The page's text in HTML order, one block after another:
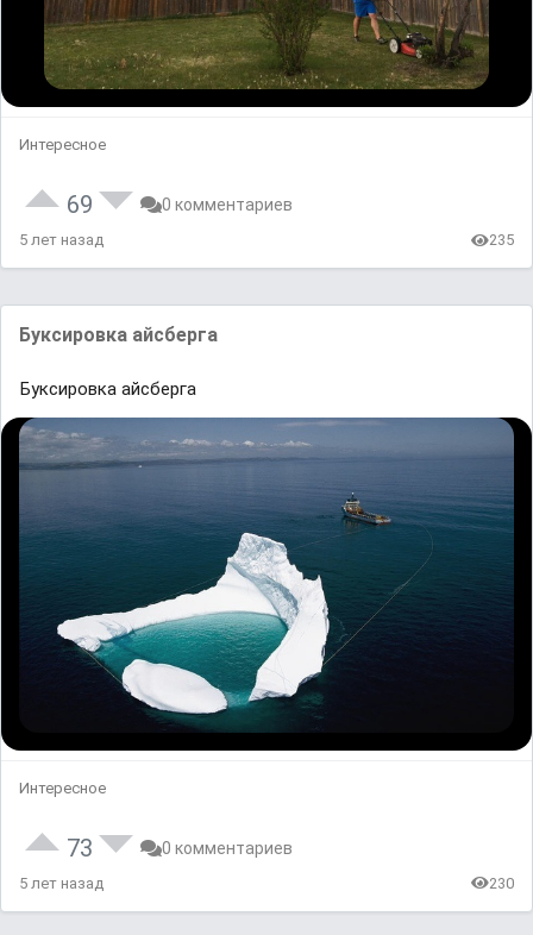
Интересное
69 0 комментариев
5 лет назад 235
Буксировка айсберга
Буксировка айсберга
Интересное
73 0 комментариев
5 лет назад 230